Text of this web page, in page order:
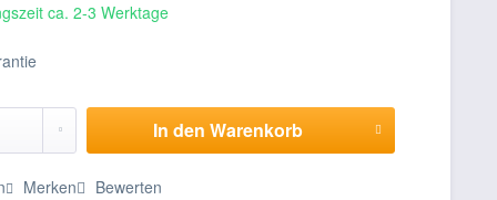
ca. 2-3 Werktage
In den Warenkorb
Merken Bewerten